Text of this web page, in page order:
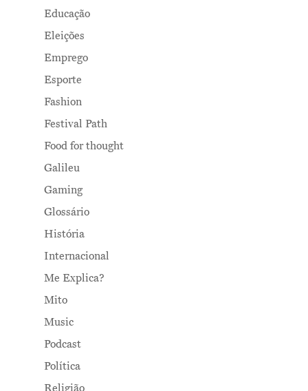
Educação
Eleições
Emprego
Esporte
Fashion
Festival Path
Food for thought
Galileu
Gaming
Glossário
História
Internacional
Me Explica?
Mito
Music
Podcast
Política